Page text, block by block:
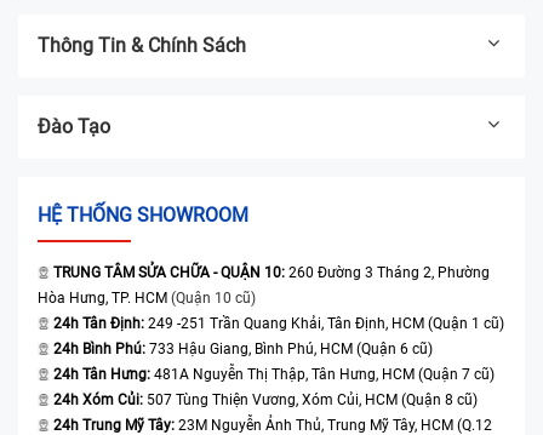
Thông Tin & Chính Sách
Đào Tạo
HỆ THỐNG SHOWROOM
TRUNG TÂM SỬA CHỮA - QUẬN 10: 260 Đường 3 Tháng 2, Phường
Hòa Hưng, TP. HCM (Quận 10 cũ)
24h Tân Định: 249 -251 Trần Quang Khải, Tân Định, HCM (Quận 1 cũ)
24h Bình Phú: 733 Hậu Giang, Bình Phú, HCM (Quận 6 cũ)
24h Tân Hưng: 481A Nguyễn Thị Thập, Tân Hưng, HCM (Quận 7 cũ)
24h Xóm Củi: 507 Tùng Thiện Vương, Xóm Củi, HCM (Quận 8 cũ)
24h Trung Mỹ Tây: 23M Nguyễn Ảnh Thủ, Trung Mỹ Tây, HCM (Q.12